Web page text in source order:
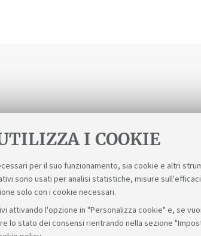
I COOKIE
per il suo funzionamento, sia cookie e altri
sono usati per analisi statistiche, misure
solo con i cookie necessari.
attivando l'opzione in "Personalizza cookie" e, se
lo stato dei consensi rientrando nella sezione